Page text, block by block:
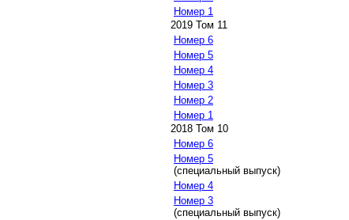
Номер 1
2019 Том 11
Номер 6
Номер 5
Номер 4
Номер 3
Номер 2
Номер 1
2018 Том 10
Номер 6
Номер 5
(специальный выпуск)
Номер 4
Номер 3
(специальный выпуск)